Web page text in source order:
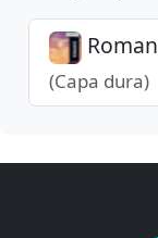
(Capa dura)